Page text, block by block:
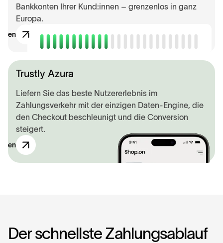
Bankkonten Ihrer Kund:innen – grenzenlos in ganz
Europa.
Trustly Azura
Liefern Sie das beste Nutzererlebnis im
Zahlungsverkehr mit der einzigen Daten-Engine, die
den Checkout beschleunigt und die Conversion
steigert.
Der schnellste Zahlungsablauf